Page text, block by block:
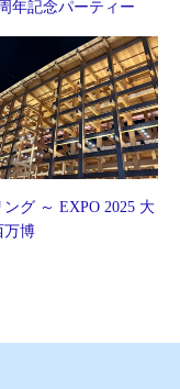
年記念パーティー
グ ～ EXPO 2025 大
万博